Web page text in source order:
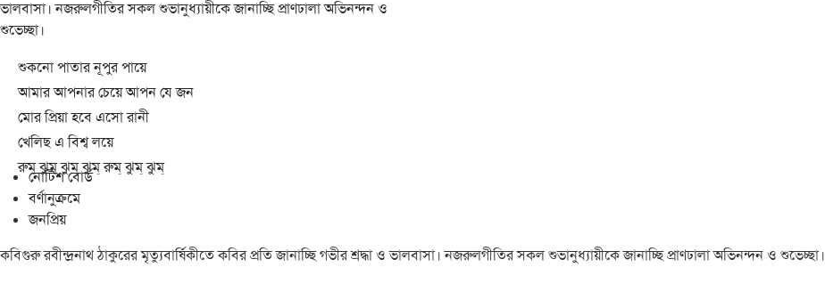
ভালবাসা। নজরুলগীতির সকল শুভানুধ্যায়ীকে জানাচ্ছি প্রাণঢালা অভিনন্দন ও
শুভেচ্ছা।
শুকনো পাতার নূপুর পায়ে
আমার আপনার চেয়ে আপন যে জন
মোর প্রিয়া হবে এসো রানী
খেলিছ এ বিশ্ব লয়ে
রুম্ ঝুম্ ঝুম্ ঝুম্ রুম্ ঝুম্ ঝুম্
নোটিশ বোর্ড
বর্ণানুক্রমে
জনপ্রিয়
কবিগুরু রবীন্দ্রনাথ ঠাকুরের মৃত্যুবার্ষিকীতে কবির প্রতি জানাচ্ছি গভীর শ্রদ্ধা ও ভালবাসা। নজরুলগীতির সকল শুভানুধ্যায়ীকে জানাচ্ছি প্রাণঢালা অভিনন্দন ও শুভেচ্ছা।